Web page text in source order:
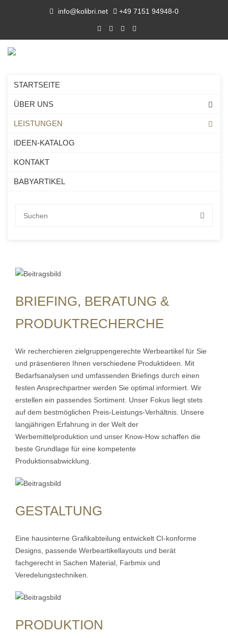
info@kolibri.net +49 7151 94948-0
STARTSEITE
ÜBER UNS
LEISTUNGEN
IDEEN-KATALOG
KONTAKT
BABYARTIKEL
DAS LEISTUNGSANGEBOT IM
BRIEFING, BERATUNG &
PRODUKTRECHERCHE
Wir recherchieren zielgruppengerechte Werbeartikel für Sie
und präsentieren Ihnen verschiedene Produktideen. Mit
Bedarfsanalysen und umfassenden Briefings durch einen
festen Ansprechpartner werden Sie optimal informiert. Wir
erstellen ein passendes Sortiment. Unser Fokus liegt stets
auf dem bestmöglichen Preis-Leistungs-Verhältnis. Unsere
langjährigen Erfahrung in der Welt der
Werbemittelproduktion und unser Know-How schaffen die
beste Grundlage für eine kompetente
Produktionsabwicklung.
GESTALTUNG
Eine hausinterne Grafikabteilung entwickelt CI-konforme
Designs, passende Werbeartikellayouts und berät
fachgerecht in Sachen Material, Farbmix und
Veredelungstechniken.
PRODUKTION